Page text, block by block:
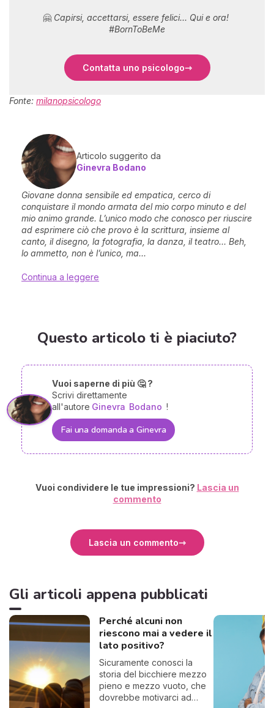
🤗 Capirsi, accettarsi, essere felici... Qui e ora!
#BornToBeMe
Contatta uno psicologo
Fonte: milanopsicologo
Articolo suggerito da
Ginevra Bodano
Giovane donna sensibile ed empatica, cerco di
conquistare il mondo armata del mio corpo minuto e del
mio animo grande. L’unico modo che conosco per riuscire
ad esprimere ciò che provo è la scrittura, insieme al
canto, il disegno, la fotografia, la danza, il teatro… Beh,
lo ammetto, non è l’unico, ma...
Continua a leggere
Questo articolo ti è piaciuto?
Vuoi saperne di più 🤔 ?
Scrivi direttamente
all'autore Ginevra Bodano !
Fai una domanda a Ginevra
Vuoi condividere le tue impressioni? Lascia un
commento
Lascia un commento
Gli articoli appena pubblicati
Perché alcuni non
riescono mai a vedere il
lato positivo?
Sicuramente conosci la
storia del bicchiere mezzo
pieno e mezzo vuoto, che
dovrebbe motivarci ad